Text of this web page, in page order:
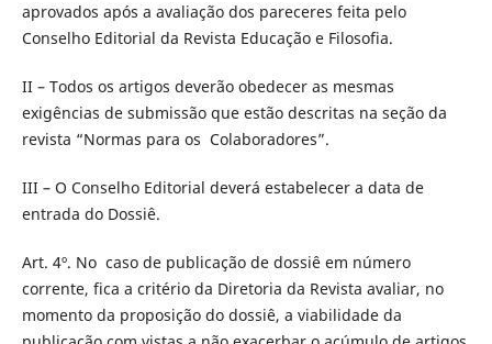
aprovados após a avaliação dos pareceres feita pelo
Conselho Editorial da Revista Educação e Filosofia.
II – Todos os artigos deverão obedecer as mesmas
exigências de submissão que estão descritas na seção da
revista “Normas para os Colaboradores”.
III – O Conselho Editorial deverá estabelecer a data de
entrada do Dossiê.
Art. 4º. No caso de publicação de dossiê em número
corrente, fica a critério da Diretoria da Revista avaliar, no
momento da proposição do dossiê, a viabilidade da